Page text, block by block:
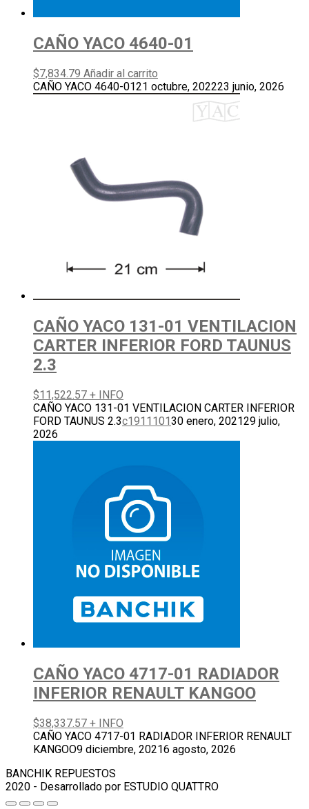
CAÑO YACO 4640-01
$7,834.79 Añadir al carrito
CAÑO YACO 4640-0121 octubre, 202223 junio, 2026
CAÑO YACO 131-01 VENTILACION
CARTER INFERIOR FORD TAUNUS
2.3
$11,522.57 + INFO
CAÑO YACO 131-01 VENTILACION CARTER INFERIOR
FORD TAUNUS 2.3c191110130 enero, 202129 julio,
2026
CAÑO YACO 4717-01 RADIADOR
INFERIOR RENAULT KANGOO
$38,337.57 + INFO
CAÑO YACO 4717-01 RADIADOR INFERIOR RENAULT
KANGOO9 diciembre, 20216 agosto, 2026
BANCHIK REPUESTOS
2020 - Desarrollado por ESTUDIO QUATTRO